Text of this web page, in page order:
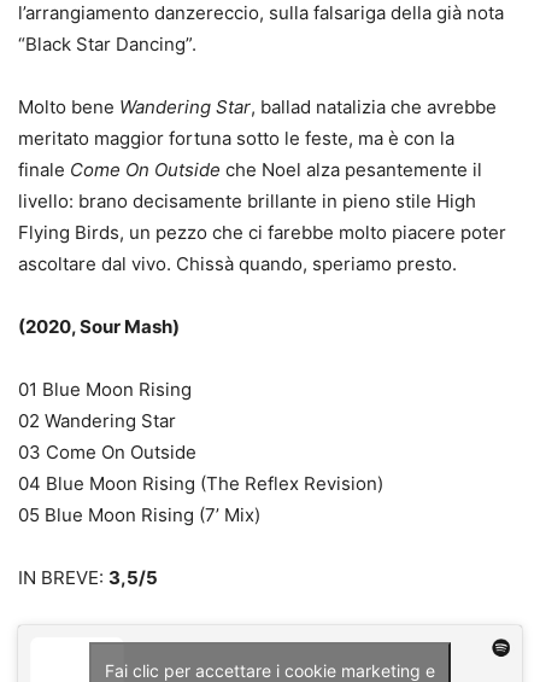
l’arrangiamento danzereccio, sulla falsariga della già nota
“Black Star Dancing”.
Molto bene Wandering Star, ballad natalizia che avrebbe
meritato maggior fortuna sotto le feste, ma è con la
finale Come On Outside che Noel alza pesantemente il
livello: brano decisamente brillante in pieno stile High
Flying Birds, un pezzo che ci farebbe molto piacere poter
ascoltare dal vivo. Chissà quando, speriamo presto.
(2020, Sour Mash)
01 Blue Moon Rising
02 Wandering Star
03 Come On Outside
04 Blue Moon Rising (The Reflex Revision)
05 Blue Moon Rising (7’ Mix)
IN BREVE: 3,5/5
Fai clic per accettare i cookie marketing e